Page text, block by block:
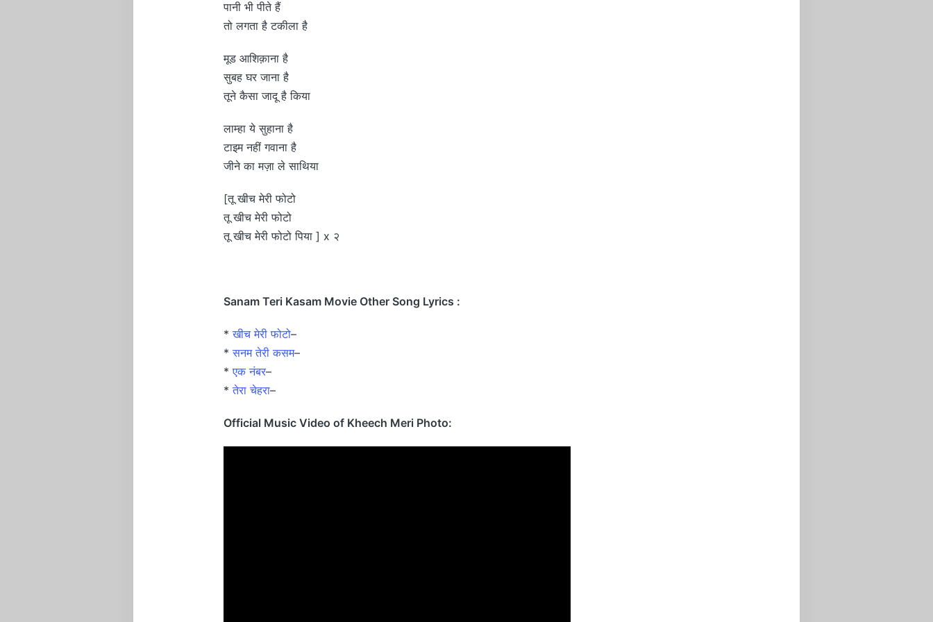
पानी भी पीते हैं
तो लगता है टकीला है
मूड आशिक़ाना है
सुबह घर जाना है
तूने कैसा जादू है किया
लाम्हा ये सुहाना है
टाइम नहीं गवाना है
जीने का मज़ा ले साथिया
[तू खीच मेरी फोटो
तू खीच मेरी फोटो
तू खीच मेरी फोटो पिया ] x २
Sanam Teri Kasam Movie Other Song Lyrics :
*खीच मेरी फोटो–
*सनम तेरी कसम–
*एक नंबर–
*तेरा चेहरा–
Official Music Video of Kheech Meri Photo: